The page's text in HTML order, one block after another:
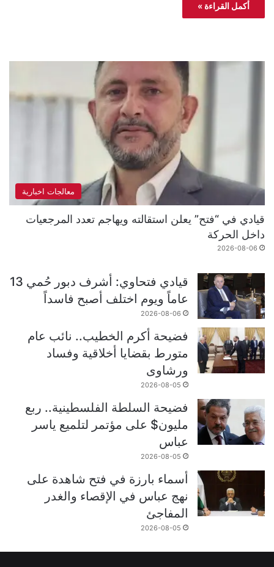
أكمل القراءة »
معالجات اخبارية
قيادي في “فتح” يعلن استقالته ويهاجم تعدد المرجعيات
داخل الحركة
2026-08-06
قيادي فتحاوي: أشرف دبور حُمي 13
عاماً ويوم اختلف أصبح فاسداً
2026-08-06
فضيحة أكرم الخطيب.. نائب عام
متورط بقضايا أخلاقية وفساد
ورشاوى
2026-08-05
فضيحة السلطة الفلسطينية.. ربع
مليون$ على مؤتمر لتلميع ياسر
عباس
2026-08-05
أسماء بارزة في فتح شاهدة على
نهج عباس في الإقصاء والغدر
المفاجئ
2026-08-05